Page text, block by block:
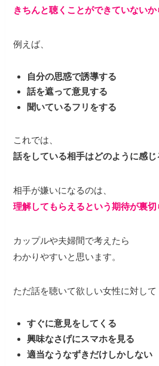
きちんと聴くことができていないか
例えば、
自分の思惑で誘導する
話を遮って意見する
聞いているフリをする
これでは、
話をしている相手はどのように感じ
相手が嫌いになるのは、
理解してもらえるという期待が裏
カップルや夫婦間で考えたら
わかりやすいと思います。
ただ話を聴いて欲しい女性に対して
すぐに意見をしてくる
興味なさげにスマホを見る
適当なうなずきだけしかしない